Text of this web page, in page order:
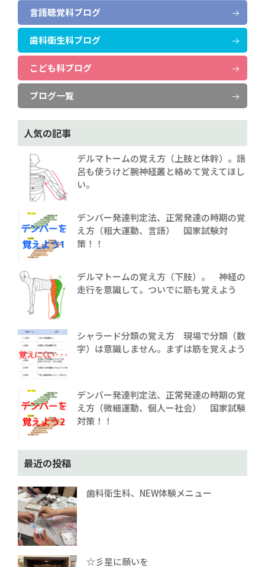
言語聴覚科ブログ
歯科衛生科ブログ
こども科ブログ
ブログ一覧
人気の記事
デルマトームの覚え方（上肢と体幹）。語
呂も使うけど腕神経叢と絡めて覚えてほし
い。
デンバー発達判定法、正常発達の時期の覚
え方（粗大運動、言語） 国家試験対
策！！
デルマトームの覚え方（下肢）。 神経の
走行を意識して。ついでに筋も覚えよう
シャラード分類の覚え方 現場で分類（数
字）は意識しません。まずは筋を覚えよう
デンバー発達判定法、正常発達の時期の覚
え方（微細運動、個人ー社会） 国家試験
対策！！
最近の投稿
歯科衛生科、NEW体験メニュー
☆彡星に願いを